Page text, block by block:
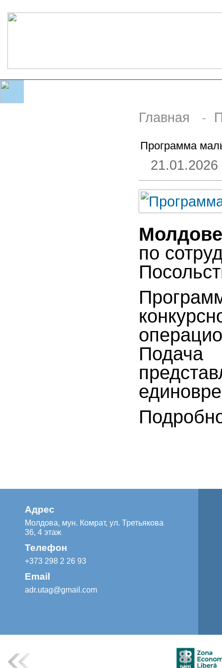
Главная -
Программа
21.01.2026
Молдове
по
Подача
Адрес
Молдова, мун. Комрат, ул. Третьякова
36, 4 этаж
Телефон
+373 298 2 26 93
Email
adr.utag@gmail.com